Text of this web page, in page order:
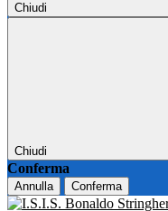
Chiudi
Chiudi
Conferma
Annulla Conferma